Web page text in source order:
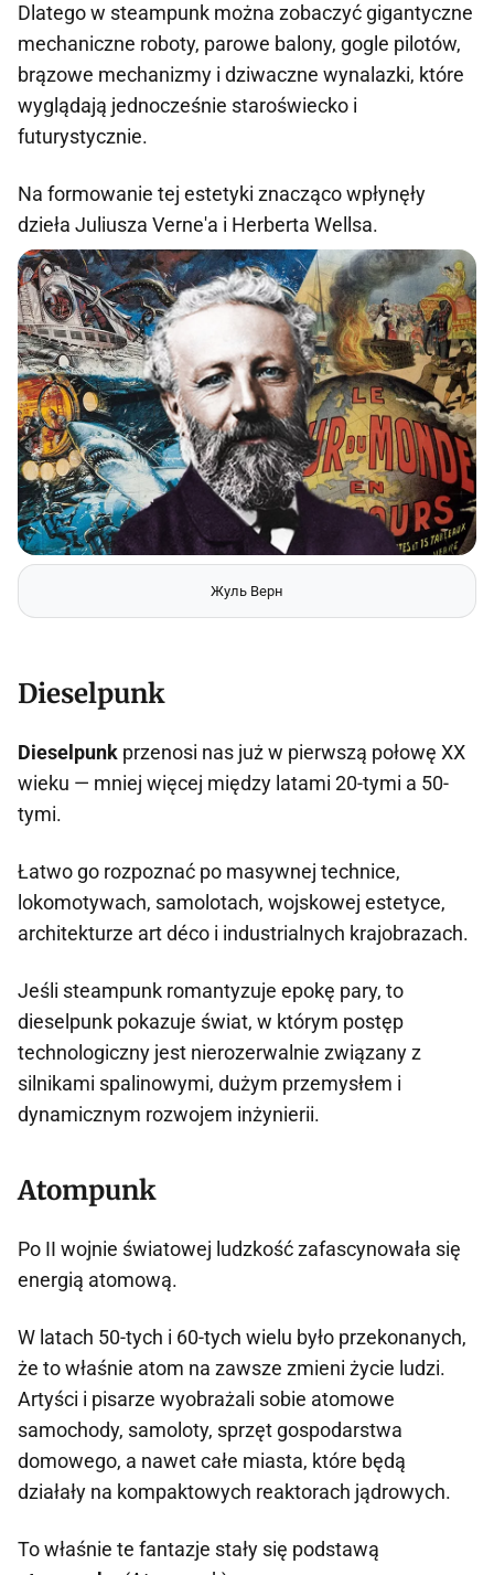
Dlatego w steampunk można zobaczyć gigantyczne
mechaniczne roboty, parowe balony, gogle pilotów,
brązowe mechanizmy i dziwaczne wynalazki, które
wyglądają jednocześnie staroświecko i
futurystycznie.
Na formowanie tej estetyki znacząco wpłynęły
dzieła Juliusza Verne'a i Herberta Wellsa.
Жуль Верн
Dieselpunk
Dieselpunk przenosi nas już w pierwszą połowę XX
wieku — mniej więcej między latami 20-tymi a 50-
tymi.
Łatwo go rozpoznać po masywnej technice,
lokomotywach, samolotach, wojskowej estetyce,
architekturze art déco i industrialnych krajobrazach.
Jeśli steampunk romantyzuje epokę pary, to
dieselpunk pokazuje świat, w którym postęp
technologiczny jest nierozerwalnie związany z
silnikami spalinowymi, dużym przemysłem i
dynamicznym rozwojem inżynierii.
Atompunk
Po II wojnie światowej ludzkość zafascynowała się
energią atomową.
W latach 50-tych i 60-tych wielu było przekonanych,
że to właśnie atom na zawsze zmieni życie ludzi.
Artyści i pisarze wyobrażali sobie atomowe
samochody, samoloty, sprzęt gospodarstwa
domowego, a nawet całe miasta, które będą
działały na kompaktowych reaktorach jądrowych.
To właśnie te fantazje stały się podstawą